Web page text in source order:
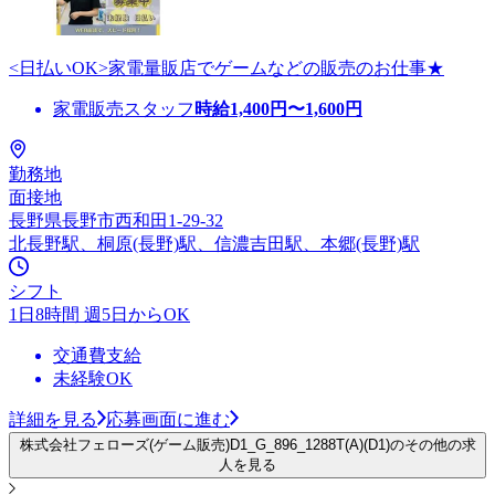
<日払いOK>家電量販店でゲームなどの販売のお仕事★
家電販売スタッフ 時給1,400円〜1,600円
勤務地
面接地
長野県長野市西和田1-29-32
北長野駅、桐原(長野)駅、信濃吉田駅、本郷(長野)駅
シフト
1日8時間 週5日からOK
交通費支給
未経験OK
詳細を見る 応募画面に進む
株式会社フェローズ(ゲーム販売)D1_G_896_1288T(A)(D1)のその他の求
人を見る